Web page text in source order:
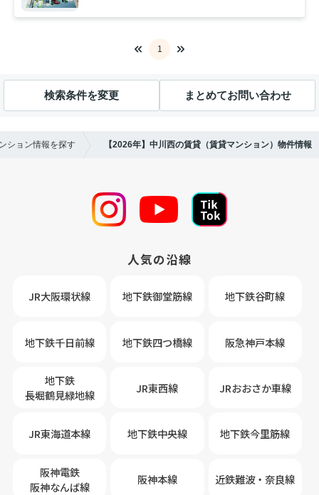
1
検索条件を変更 まとめてお問い合わせ
ション情報を探す 【2026年】中川西の賃貸（賃貸マンション）物件情報
人気の沿線
JR大阪環状線 地下鉄御堂筋線 地下鉄谷町線
地下鉄千日前線 地下鉄四つ橋線 阪急神戸本線
地下鉄
長堀鶴見緑地線
JR東西線 JRおおさか車線
JR東海道本線 地下鉄中央線 地下鉄今里筋線
阪神電鉄
阪神なんば線
阪神本線 近鉄難波・奈良線